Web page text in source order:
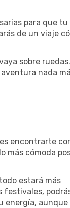
para que tu
de un viaje
sobre ruedas.
nada
encontrarte
más cómoda
estará más
festivales,
energía, aunque